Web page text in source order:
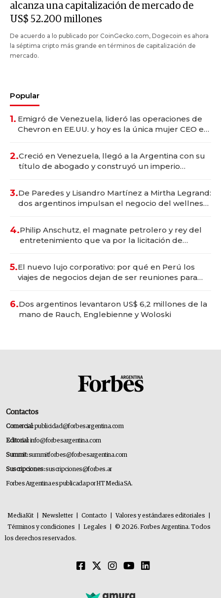
alcanza una capitalización de mercado de
US$ 52.200 millones
De acuerdo a lo publicado por CoinGecko.com, Dogecoin es ahora
la séptima cripto más grande en términos de capitalización de
mercado.
Popular
1. Emigró de Venezuela, lideró las operaciones de
Chevron en EE.UU. y hoy es la única mujer CEO en
2.Creció en Venezuela, llegó a la Argentina con su
título de abogado y construyó un imperio
3.De Paredes y Lisandro Martínez a Mirtha Legrand:
dos argentinos impulsan el negocio del wellness
4.Philip Anschutz, el magnate petrolero y rey del
entretenimiento que va por la licitación de
5.El nuevo lujo corporativo: por qué en Perú los
viajes de negocios dejan de ser reuniones para
6.Dos argentinos levantaron US$ 6,2 millones de la
mano de Rauch, Englebienne y Woloski
Contactos
Comercial:publicidad@forbesargentina.com
Editorial:info@forbesargentina.com
Summit:summitforbes@forbesargentina.com
Suscripciones:suscripciones@forbes.ar
Forbes Argentina es publicada por HT Media SA.
MediaKit Newsletter Contacto Valores y estándares editoriales
Términos y condiciones
Legales
© 2026. Forbes Argentina. Todos
los derechos reservados.